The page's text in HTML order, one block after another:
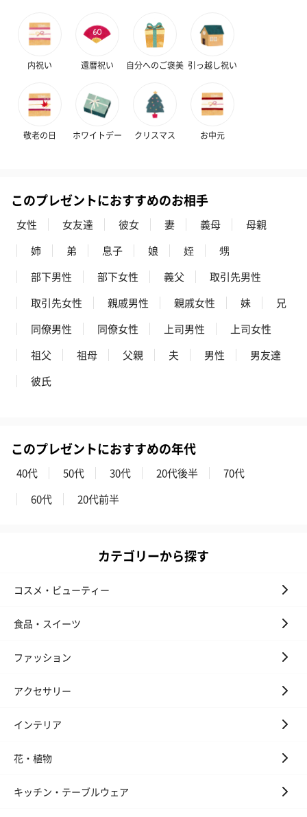
ハンドタオル・ハンカチ
ハンドタオル・ハンカチを同梱してお届けいたします。ギフトへ
の＋αにおすすめです。
ンク）（1,760円）
ルー）（1,760円）
ワイト）（
キャンドル・お香
フラッグカプセル：イ
（880円）
お酒を同梱してお届けいたします。
ディット（712円）
酒（655円）
ブラック１２
内祝い 還暦祝い 自分へのご褒美 引っ越し祝い
敬老の日 ホワイトデー クリスマス お中元
このプレゼントにおすすめのお相手
女性 女友達 彼女 妻 義母
母親
姉
弟 息子 娘 姪
甥
部下男性
部下女性 義父
取引先男性
取引先女性
親戚男性 親戚女性 妹
兄
同僚男性
同僚女性 上司男性
上司女性
祖父
祖母 父親 夫 男性
男友達
彼氏
このプレゼントにおすすめの年代
40代 50代 30代 20代後半
70代
60代
20代前半
カテゴリーから探す
コスメ・ビューティー
食品・スイーツ
ファッション
アクセサリー
インテリア
花・植物
キッチン・テーブルウェア